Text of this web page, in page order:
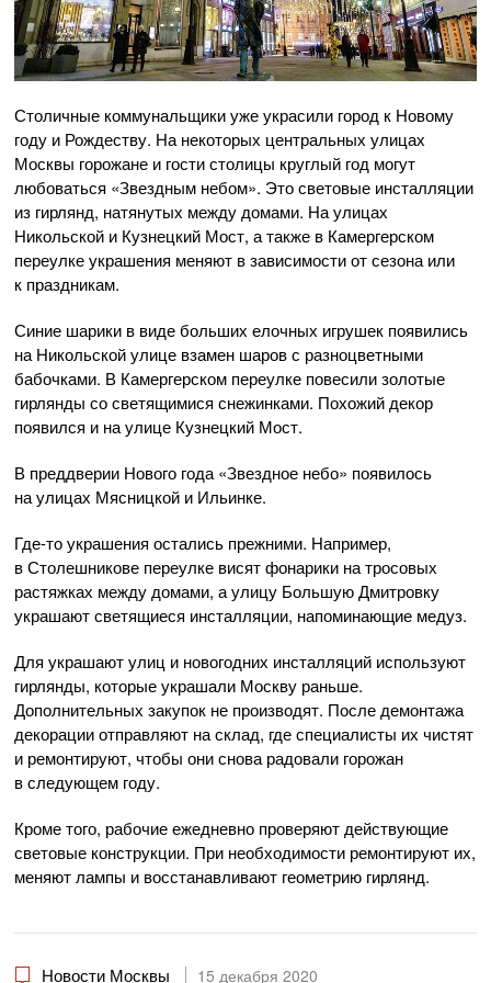
Столичные коммунальщики уже украсили город к Новому
году и Рождеству. На некоторых центральных улицах
Москвы горожане и гости столицы круглый год могут
любоваться «Звездным небом». Это световые инсталляции
из гирлянд, натянутых между домами. На улицах
Никольской и Кузнецкий Мост, а также в Камергерском
переулке украшения меняют в зависимости от сезона или
к праздникам.
Синие шарики в виде больших елочных игрушек появились
на Никольской улице взамен шаров с разноцветными
бабочками. В Камергерском переулке повесили золотые
гирлянды со светящимися снежинками. Похожий декор
появился и на улице Кузнецкий Мост.
В преддверии Нового года «Звездное небо» появилось
на улицах Мясницкой и Ильинке.
Где-тоукрашения остались прежними. Например,
в Столешникове переулке висят фонарики на тросовых
растяжках между домами, а улицу Большую Дмитровку
украшают светящиеся инсталляции, напоминающие медуз.
Для украшают улиц и новогодних инсталляций используют
гирлянды, которые украшали Москву раньше.
Дополнительных закупок не производят. После демонтажа
декорации отправляют на склад, где специалисты их чистят
и ремонтируют, чтобы они снова радовали горожан
в следующем году.
Кроме того, рабочие ежедневно проверяют действующие
световые конструкции. При необходимости ремонтируют их,
меняют лампы и восстанавливают геометрию гирлянд.
Новости Москвы 15 декабря 2020